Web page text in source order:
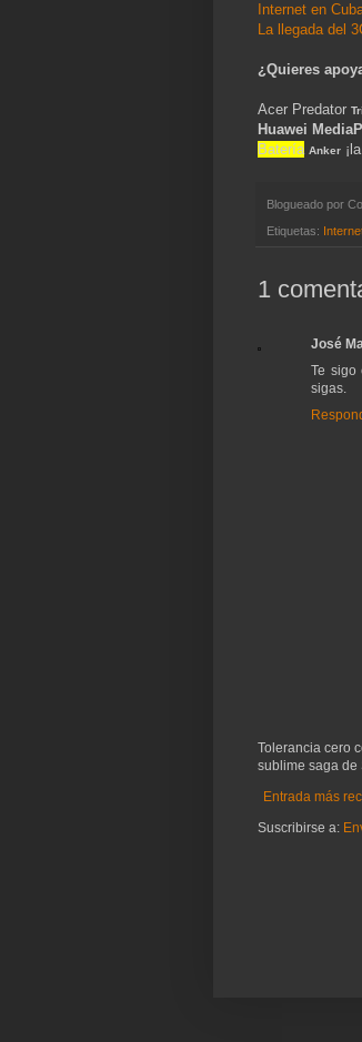
Internet en
La llegada del
¿Quieres
Acer Predator
Huawei
Batería Anker
Blogueado por
Etiquetas:
1
José
Te sigo
sigas.
Tolerancia cero
sublime saga de
Entrada más
Suscribirse a: